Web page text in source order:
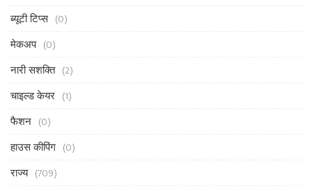
ब्यूटी टिप्स (0)
मेकअप (0)
नारी सशक्ति (2)
चाइल्ड केयर (1)
फैशन (0)
हाउस कीपिंग (0)
राज्य (709)